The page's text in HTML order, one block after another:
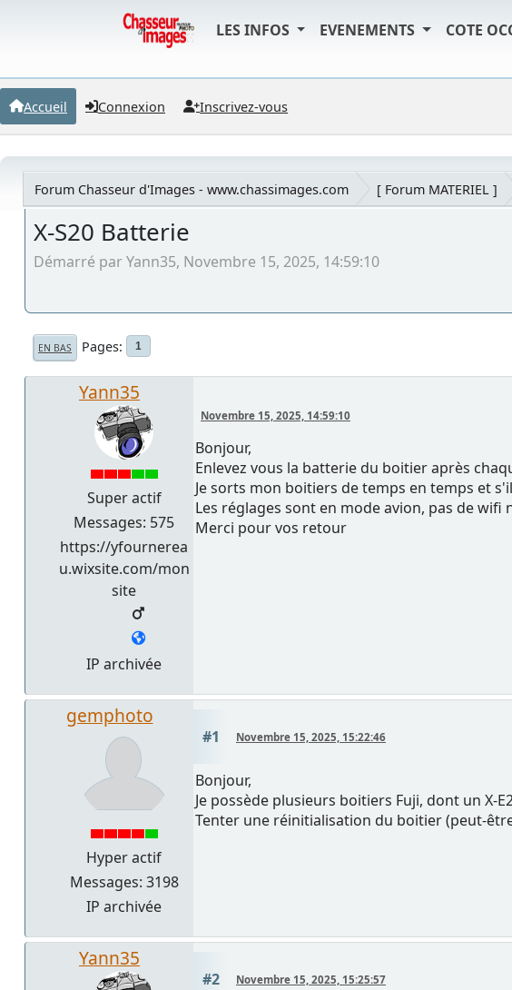
LES INFOS EVENEMENTS COTE
Accueil Connexion Inscrivez-vous
Forum Chasseur d'Images - www.chassimages.com [ Forum MATERIEL ]
X-S20 Batterie
Démarré par Yann35, Novembre 15, 2025, 14:59:10
EN BAS Pages 1
Yann35
Super actif
Messages: 575
https://yfournerea
u.wixsite.com/mon
site
IP archivée
Novembre 15, 2025, 14:59:10
Bonjour,
Enlevez vous la batterie du boitier après
Je sorts mon boitiers de temps en temps et
Les réglages sont en mode avion, pas de wifi
Merci pour vos retour
gemphoto
Hyper actif
Messages: 3198
IP archivée
#1 Novembre 15, 2025, 15:22:46
Bonjour,
Je possède plusieurs boitiers Fuji, dont un X-
Tenter une réinitialisation du boitier (peut-
Yann35
#2 Novembre 15, 2025, 15:25:57